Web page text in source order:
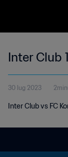
Inter Club
30 lug 2023
Inter Club vs FC